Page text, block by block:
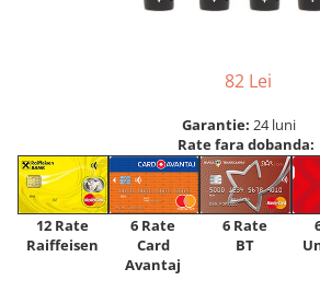
82 Lei
Garantie: 24 luni
Rate fara dobanda:
12 Rate
Raiffeisen
6 Rate
Card
Avantaj
6 Rate
BT